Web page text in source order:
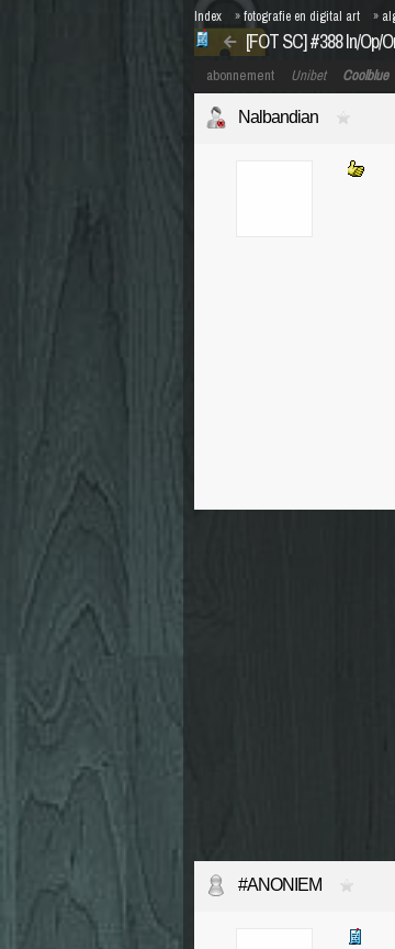
[FOT SC] #388 In/Op/
Index »fotografie en digital art »
abonnement Unibet Coolblue
Nalbandian
#ANONIEM